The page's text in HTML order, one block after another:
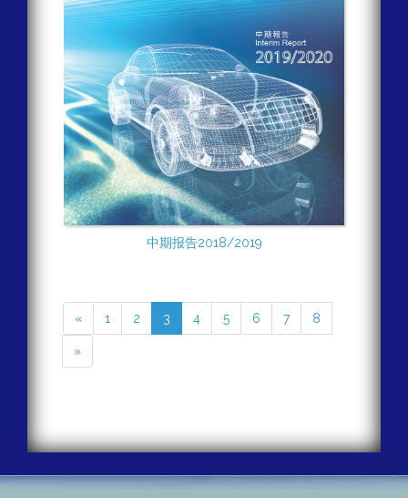
中期报告2018/2019
« 1 2 3 4 5 6 7 8
»